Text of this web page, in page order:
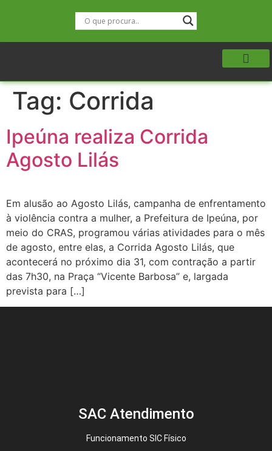
Tag: Corrida
Ipeúna realiza Corrida
Agosto Lilás
Em alusão ao Agosto Lilás, campanha de enfrentamento
à violência contra a mulher, a Prefeitura de Ipeúna, por
meio do CRAS, programou várias atividades para o mês
de agosto, entre elas, a Corrida Agosto Lilás, que
acontecerá no próximo dia 31, com contração a partir
das 7h30, na Praça “Vicente Barbosa” e, largada
prevista para […]
SAC Atendimento
Funcionamento SIC Físico